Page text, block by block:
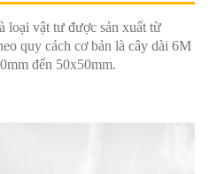
loại vật tư được sản xuất từ
quy cách cơ bản là cây dài 6M
đến 50x50mm.